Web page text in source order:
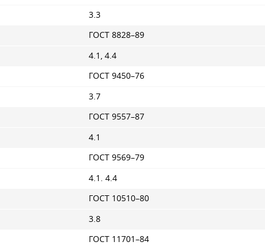
3.3
ГОСТ 8828–89
4.1, 4.4
ГОСТ 9450–76
3.7
ГОСТ 9557–87
4.1
ГОСТ 9569–79
4.1. 4.4
ГОСТ 10510–80
3.8
ГОСТ 11701–84